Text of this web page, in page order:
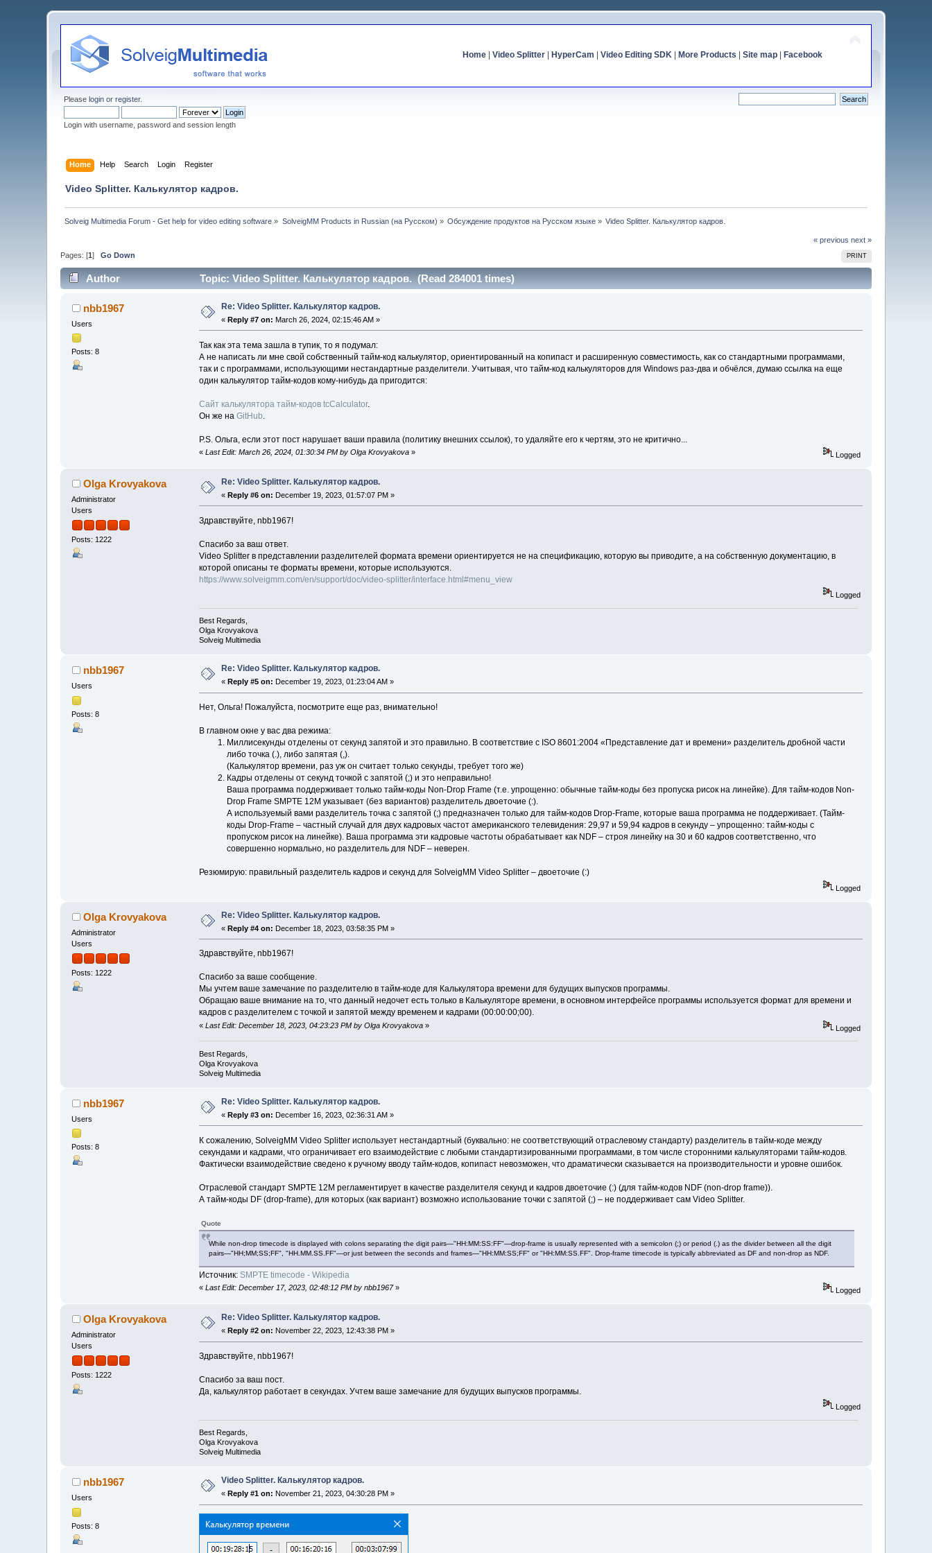
Home| Video Splitter| HyperCam Video Editing SDK| More Products Site map| Facebook
Pleaselogin orregister.
Login with username, password and session length
Home Help Search Login Register
Video Splitter. Калькулятор кадров.
Solveig Multimedia Forum - Get help for video editing software » SolveigMM Products in Russian (на Русском) » Обсуждение продуктов на Русском языке » Video Splitter. Калькулятор кадров.
« previous next »
PRINT
Pages: [1]Go Down
Author Topic: Video Splitter. Калькулятор кадров. (Read 284001 times)
nbb1967
Users
Posts: 8
Re: Video Splitter. Калькулятор кадров.
«Reply #7 on: March 26, 2024, 02:15:46 AM »
Так как эта тема зашла в тупик, то я подумал:
А не написать ли мне свой собственный тайм-код калькулятор, ориентированный на копипаст и расширенную совместимость, как со стандартными программами,
так и с программами, использующими нестандартные разделители. Учитывая, что тайм-код калькуляторов для Windows раз-два и обчёлся, думаю ссылка на еще
один калькулятор тайм-кодов кому-нибудь да пригодится:
Сайт калькулятора тайм-кодов tcCalculator.
Он же на GitHub
P.S. Ольга, если этот пост нарушает ваши правила (политику внешних ссылок), то удаляйте его к чертям, это не критично...
« Last Edit: March 26, 2024, 01:30:34 PM by Olga Krovyakova» Logged
Olga Krovyakova
Administrator
Users
Posts: 1222
Re: Video Splitter. Калькулятор кадров.
«Reply #6 on: December 19, 2023, 01:57:07 PM »
Здравствуйте, nbb1967!
Спасибо за ваш ответ.
Video Splitter в представлении разделителей формата времени ориентируется не на спецификацию, которую вы приводите, а на собственную документацию, в
которой описаны те форматы времени, которые используются.
https://www.solveigmm.com/en/support/doc/video-splitter/interface.html#menu_view
Logged
Best Regards,
Olga Krovyakova
Solveig Multimedia
nbb1967
Users
Posts: 8
Re: Video Splitter. Калькулятор кадров.
« Reply #5 on: December 19, 2023, 01:23:04 AM »
Нет, Ольга! Пожалуйста, посмотрите еще раз, внимательно!
В главном окне у вас два режима:
Миллисекунды отделены от секунд запятой и это правильно. В соответствие с ISO 8601:2004 «Представление дат и времени» разделитель дробной части
либо точка (.), либо запятая (,).
(Калькулятор времени, раз уж он считает только секунды, требует того же)
Кадры отделены от секунд точкой с запятой (;) и это неправильно!
Ваша программа поддерживает только тайм-коды Non-Drop Frame (т.е. упрощенно: обычные тайм-коды без пропуска рисок на линейке). Для тайм-кодов Non-
Drop Frame SMPTE 12M указывает (без вариантов) разделитель двоеточие (:).
А используемый вами разделитель точка с запятой (;) предназначен только для тайм-кодов Drop-Frame, которые ваша программа не поддерживает. (Тайм-
коды Drop-Frame – частный случай для двух кадровых частот американского телевидения: 29,97 и 59,94 кадров в секунду – упрощенно: тайм-коды с
пропуском рисок на линейке). Ваша программа эти кадровые частоты обрабатывает как NDF – строя линейку на 30 и 60 кадров соответственно, что
совершенно нормально, но разделитель для NDF – неверен.
Резюмирую: правильный разделитель кадров и секунд для SolveigMM Video Splitter – двоеточие (:)
Logged
Olga Krovyakova
Administrator
Users
Posts: 1222
Re: Video Splitter. Калькулятор кадров.
«Reply #4 on: December 18, 2023, 03:58:35 PM »
Здравствуйте, nbb1967!
Спасибо за ваше сообщение.
Мы учтем ваше замечание по разделителю в тайм-коде для Калькулятора времени для будущих выпусков программы.
Обращаю ваше внимание на то, что данный недочет есть только в Калькуляторе времени, в основном интерфейсе программы используется формат для времени и
кадров с разделителем с точкой и запятой между временем и кадрами (00:00:00;00).
« Last Edit: December 18, 2023, 04:23:23 PM by Olga Krovyakova» Logged
Best Regards,
Olga Krovyakova
Solveig Multimedia
nbb1967
Users
Posts: 8
Re: Video Splitter. Калькулятор кадров.
«Reply #3 on: December 16, 2023, 02:36:31 AM »
К сожалению, SolveigMM Video Splitter использует нестандартный (буквально: не соответствующий отраслевому стандарту) разделитель в тайм-коде между
секундами и кадрами, что ограничивает его взаимодействие с любыми стандартизированными программами, в том числе сторонними калькуляторами тайм-кодов.
Фактически взаимодействие сведено к ручному вводу тайм-кодов, копипаст невозможен, что драматически сказывается на производительности и уровне ошибок.
Отраслевой стандарт SMPTE 12M регламентирует в качестве разделителя секунд и кадров двоеточие (:) (для тайм-кодов NDF (non-drop frame)).
А тайм-коды DF (drop-frame), для которых (как вариант) возможно использование точки с запятой (;) – не поддерживает сам Video Splitter.
Quote
While non-drop timecode is displayed with colons separating the digit pairs—"HH:MM:SS:FF"—drop-frame is usually represented with a semicolon (;) or period (.) as the divider between all the digit
pairs—"HH;MM;SS;FF", "HH.MM.SS.FF"—or just between the seconds and frames—"HH:MM:SS;FF" or "HH:MM:SS.FF". Drop-frame timecode is typically abbreviated as DF and non-drop as NDF.
Источник: SMPTE timecode - Wikipedia
« Last Edit: December 17, 2023, 02:48:12 PM by nbb1967» Logged
Olga Krovyakova
Administrator
Users
Posts: 1222
Re: Video Splitter. Калькулятор кадров.
«Reply #2 on: November 22, 2023, 12:43:38 PM »
Здравствуйте, nbb1967!
Спасибо за ваш пост.
Да, калькулятор работает в секундах. Учтем ваше замечание для будущих выпусков программы.
Logged
Best Regards,
Olga Krovyakova
Solveig Multimedia
nbb1967
Users
Posts: 8
Video Splitter. Калькулятор кадров.
« Reply #1 on: November 21, 2023, 04:30:28 PM »